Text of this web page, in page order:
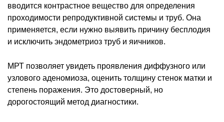
вводится контрастное вещество для определения
проходимости репродуктивной системы и труб. Она
применяется, если нужно выявить причину бесплодия
и исключить эндометриоз труб и яичников.
МРТ позволяет увидеть проявления диффузного или
узлового аденомиоза, оценить толщину стенок матки и
степень поражения. Это достоверный, но
дорогостоящий метод диагностики.